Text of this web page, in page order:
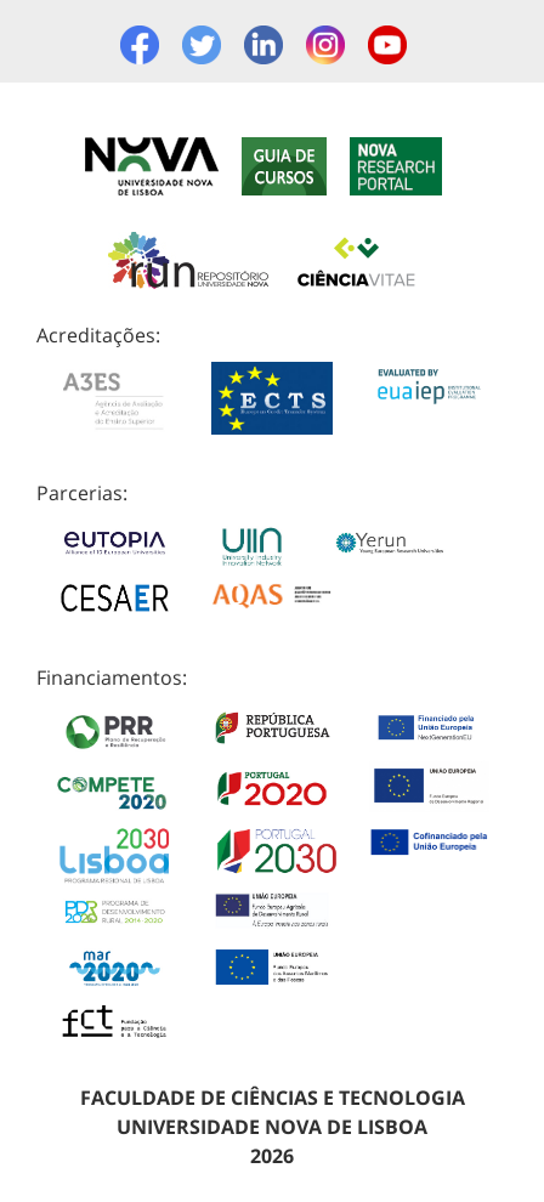
Acreditações:
Parcerias:
Financiamentos:
FACULDADE DE CIÊNCIAS E TECNOLOGIA
UNIVERSIDADE NOVA DE LISBOA
2026